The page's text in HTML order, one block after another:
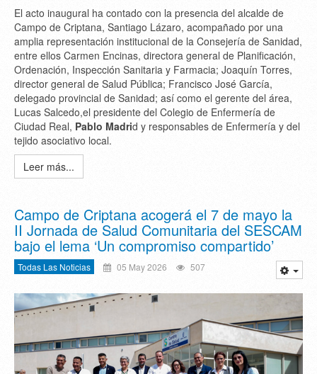
El acto inaugural ha contado con la presencia del alcalde de
Campo de Criptana, Santiago Lázaro, acompañado por una
amplia representación institucional de la Consejería de Sanidad,
entre ellos Carmen Encinas, directora general de Planificación,
Ordenación, Inspección Sanitaria y Farmacia; Joaquín Torres,
director general de Salud Pública; Francisco José García,
delegado provincial de Sanidad; así como el gerente del área,
Lucas Salcedo,el presidente del Colegio de Enfermería de
Ciudad Real, Pablo Madrid y responsables de Enfermería y del
tejido asociativo local.
Leer más...
Campo de Criptana acogerá el 7 de mayo la
II Jornada de Salud Comunitaria del SESCAM
bajo el lema ‘Un compromiso compartido’
Todas Las Noticias 05 May 2026 507